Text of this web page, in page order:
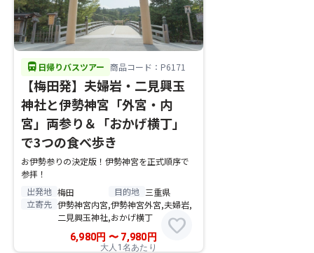
directions_bus 日帰りバスツアー 商品コード：P6171
【梅田発】夫婦岩・二見興玉
神社と伊勢神宮「外宮・内
宮」両参り＆「おかげ横丁」
で3つの食べ歩き
お伊勢参りの決定版！伊勢神宮を正式順序で
参拝！
出発地 梅田 目的地 三重県
立寄先 伊勢神宮内宮,伊勢神宮外宮,夫婦岩,
二見興玉神社,おかげ横丁
6,980円 〜7,980 円
大人1名あたり
favorite